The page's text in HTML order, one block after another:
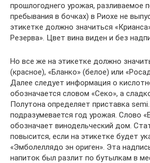
прошлогоднего урожая, разливаемое
пребывания в бочках) в Риохе не
этикетке должно значиться
Резерва». Цвет вина виден и без
Но все же на этикетке должно
(красное), «Бланко» (белое) или
Далее следует информация о
обозначается словом «Секо», а
Полутона определяет приставка
подразумевается год урожая. Слово
обозначает винодельческий дом.
повысится, если на этикетке будет
«Эмболеллядо эн ориген». Эта
напиток был разлит по бутылкам в